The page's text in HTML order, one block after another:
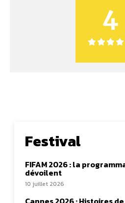
4
Festival
FIFAM 2026 : la
dévoilent
10 juillet 2026